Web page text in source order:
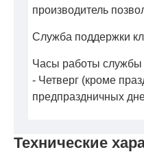
Технические
производитель
Служба поддержки
Часы работы службы
- Четверг (кроме
предпраздничных